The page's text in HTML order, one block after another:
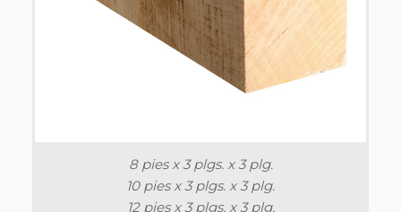
8 pies x 3 plgs. x 3 plg.
10 pies x 3 plgs. x 3 plg.
12 pies x 3 plgs. x 3 plg.